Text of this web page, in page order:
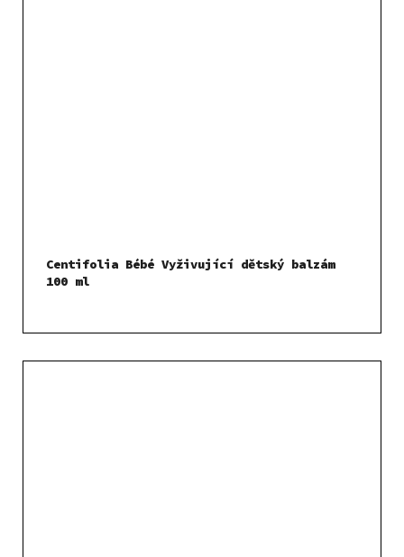
Centifolia Bébé Vyživující dětský balzám
100 ml